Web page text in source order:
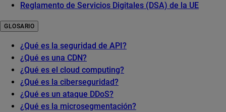
Reglamento de Servicios Digitales (DSA) de la UE
GLOSARIO
¿Qué es la seguridad de API?
¿Qué es una CDN?
¿Qué es el cloud computing?
¿Qué es la ciberseguridad?
¿Qué es un ataque DDoS?
¿Qué es la microsegmentación?